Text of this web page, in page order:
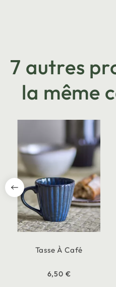
7 autres
la même
Tasse À Café
6,50 €